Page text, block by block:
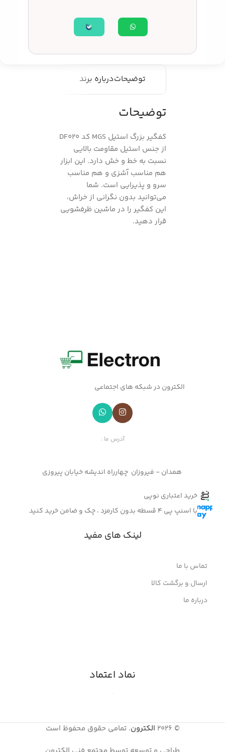
توضیحاتدرباره برند
توضیحات
کفگیر بزرگ استیل MGS کد DF020
از جنس استیل مقاومت بالایی
نسبت به خط و خش دارد. این ابزار
هم مناسب آشزی و هم مناسب
سرو و پذیرایی است. شما
می‌توانید بدون نگرانی از خراش،
این کفگیر را در ماشین ظرفشویی
قرار دهید.
الکترون در شبکه های اجتماعی
آدرس ما :
همدان - فیروزان چهارراه اندیشه خیابان پیروزی
خرید اعتباری نوپی
با اسنپ پی 4 قسطه بدون کارمزد ، چک و ضامن خرید کنید
لینک های مفید
تماس با ما
ارسال و برگشت کالا
درباره ما
نماد اعتماد
© 2026 الکترون. تمامی حقوق محفوظ است